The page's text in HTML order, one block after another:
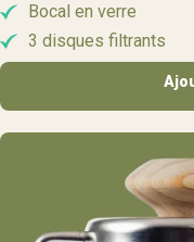
Bocal en verre
3 disques filtrants